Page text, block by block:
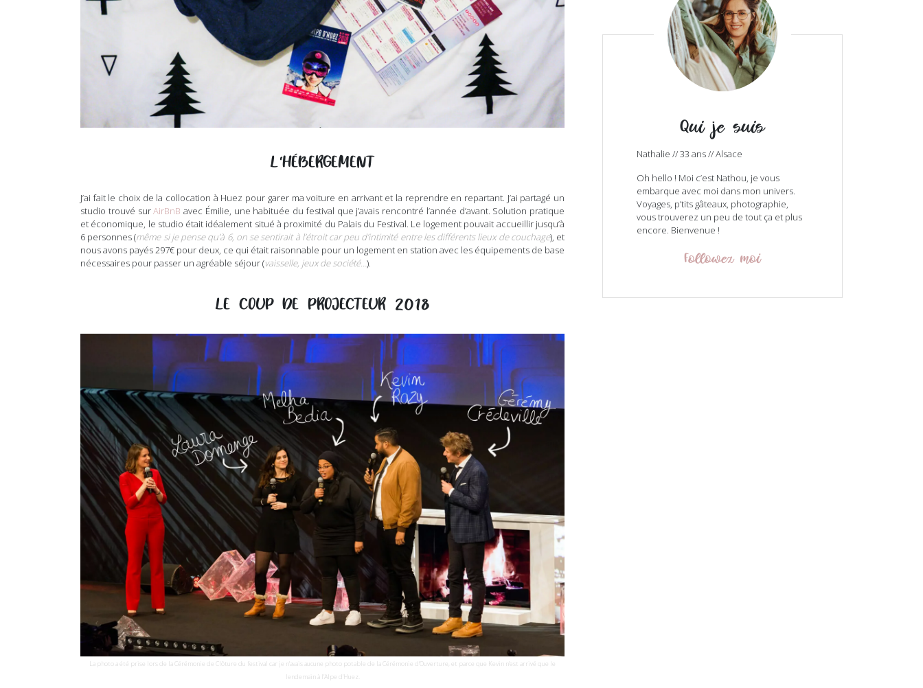
L’HÉBERGEMENT
J’ai fait le choix de la collocation à Huez pour garer ma voiture en arrivant et la reprendre en repartant. J’ai partagé un
studio trouvé surAirBnB avec Émilie, une habituée du festival que j’avais rencontré l’année d’avant. Solution pratique
et économique, le studio était idéalement situé à proximité du Palais du Festival. Le logement pouvait accueillir jusqu’à
6 personnes (même si je pense qu’à 6, on se sentirait à l’étroit car peu d’intimité entre les différents lieux de couchage), et
nous avons payés 297€ pour deux, ce qui était raisonnable pour un logement en station avec les équipements de base
nécessaires pour passer un agréable séjour (vaisselle, jeux de société…).
LE COUP DE PROJECTEUR 2018
La photo a été prise lors de la Cérémonie de Clôture du festival car je n’avais aucune photo potable de la Cérémonie d’Ouverture, et parce que Kevin n’est arrivé que le
lendemain à l’Alpe d’Huez.
Qui je suis
Nathalie // 33 ans // Alsace
Oh hello ! Moi c’est Nathou, je vous
embarque avec moi dans mon univers.
Voyages, p’tits gâteaux, photographie,
vous trouverez un peu de tout ça et plus
encore. Bienvenue !
Followez moi